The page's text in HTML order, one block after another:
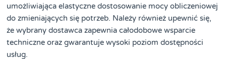
umożliwiająca elastyczne dostosowanie mocy obliczeniowej
do zmieniających się potrzeb. Należy również upewnić się,
że wybrany dostawca zapewnia całodobowe wsparcie
techniczne oraz gwarantuje wysoki poziom dostępności
usług.